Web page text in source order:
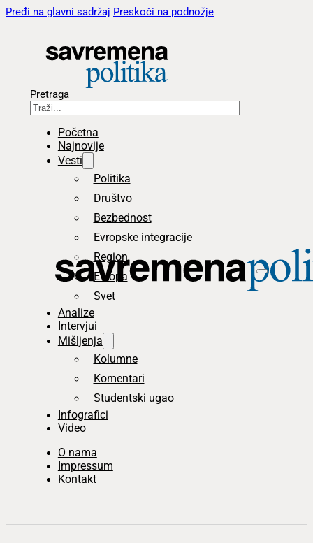
Pređi na glavni sadržaj Preskoči na podnožje
Pretraga
Početna
Najnovije
Vesti
Politika
Društvo
Bezbednost
Evropske integracije
Region
Evropa
Svet
Analize
Intervjui
Mišljenja
Kolumne
Komentari
Studentski ugao
Infografici
Video
O nama
Impressum
Kontakt